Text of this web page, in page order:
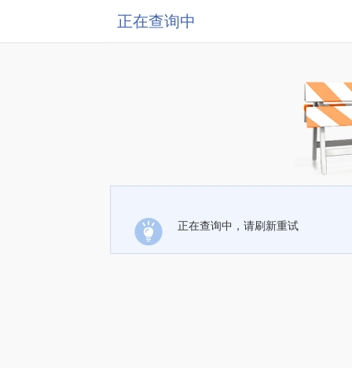
正在查询中
正在查询中，请刷新重试